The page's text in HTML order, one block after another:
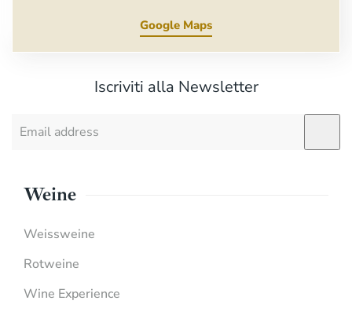
Google Maps
Iscriviti alla Newsletter
Weine
Weissweine
Rotweine
Wine Experience